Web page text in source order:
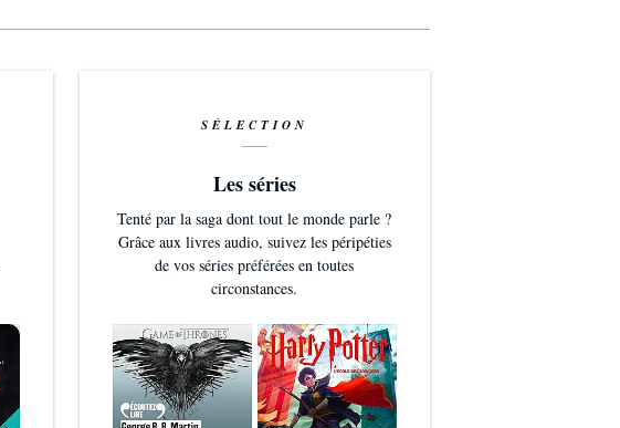
SÉLECTION
Les séries
Tenté par la saga dont tout le monde parle ?
Grâce aux livres audio, suivez les péripéties
de vos séries préférées en toutes
circonstances.